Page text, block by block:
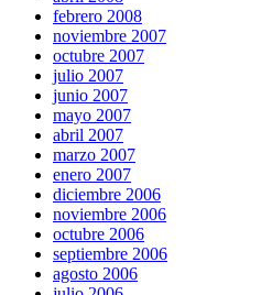
febrero 2008
noviembre 2007
octubre 2007
julio 2007
junio 2007
mayo 2007
abril 2007
marzo 2007
enero 2007
diciembre 2006
noviembre 2006
octubre 2006
septiembre 2006
agosto 2006